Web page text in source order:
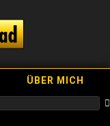
ÜBER MICH